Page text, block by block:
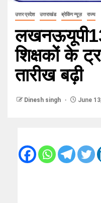
उत्तर प्रदेश उत्तराखंड ब्रेकिंग न्यूज़ राज्य
शिक्षकों के
तारीख बढ़ी
Dinesh singh June